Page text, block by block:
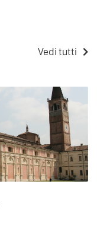
Vedi tutti